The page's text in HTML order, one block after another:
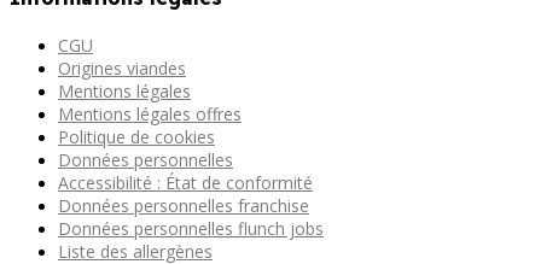
CGU
Origines viandes
Mentions légales
Mentions légales offres
Politique de cookies
Données personnelles
Accessibilité : État de conformité
Données personnelles franchise
Données personnelles flunch jobs
Liste des allergènes